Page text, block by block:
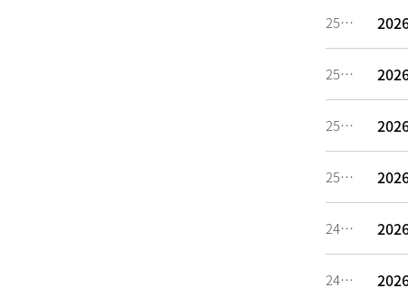
259186
256883
255327
251653
249094
246784